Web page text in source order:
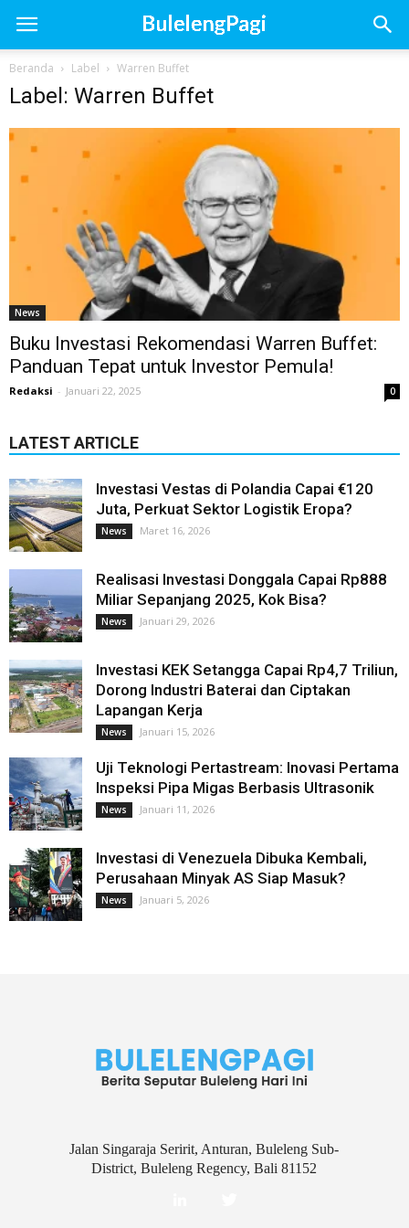
Beranda Label Warren Buffet
Label: Warren Buffet
News
Buku Investasi Rekomendasi Warren Buffet:
Panduan Tepat untuk Investor Pemula!
Redaksi - Januari 22, 2025 0
LATEST ARTICLE
Investasi Vestas di Polandia Capai €120
Juta, Perkuat Sektor Logistik Eropa?
News Maret 16, 2026
Realisasi Investasi Donggala Capai Rp888
Miliar Sepanjang 2025, Kok Bisa?
News Januari 29, 2026
Investasi KEK Setangga Capai Rp4,7 Triliun,
Dorong Industri Baterai dan Ciptakan
Lapangan Kerja
News Januari 15, 2026
Uji Teknologi Pertastream: Inovasi Pertama
Inspeksi Pipa Migas Berbasis Ultrasonik
News Januari 11, 2026
Investasi di Venezuela Dibuka Kembali,
Perusahaan Minyak AS Siap Masuk?
News Januari 5, 2026
Jalan Singaraja Seririt, Anturan, Buleleng Sub-
District, Buleleng Regency, Bali 81152